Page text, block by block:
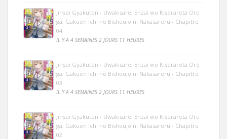
Jinsei Gyakuten - Uwakisare, Enzai wo Kiserareta Ore
ga, Gakuen Ichi no Bishoujo ni Nakasareru - Chapitre
04
IL Y A 4 SEMAINES 2 JOURS 11 HEURES
Jinsei Gyakuten - Uwakisare, Enzai wo Kiserareta Ore
ga, Gakuen Ichi no Bishoujo ni Nakasareru - Chapitre
03
IL Y A 4 SEMAINES 2 JOURS 11 HEURES
Jinsei Gyakuten - Uwakisare, Enzai wo Kiserareta Ore
ga, Gakuen Ichi no Bishoujo ni Nakasareru - Chapitre
02